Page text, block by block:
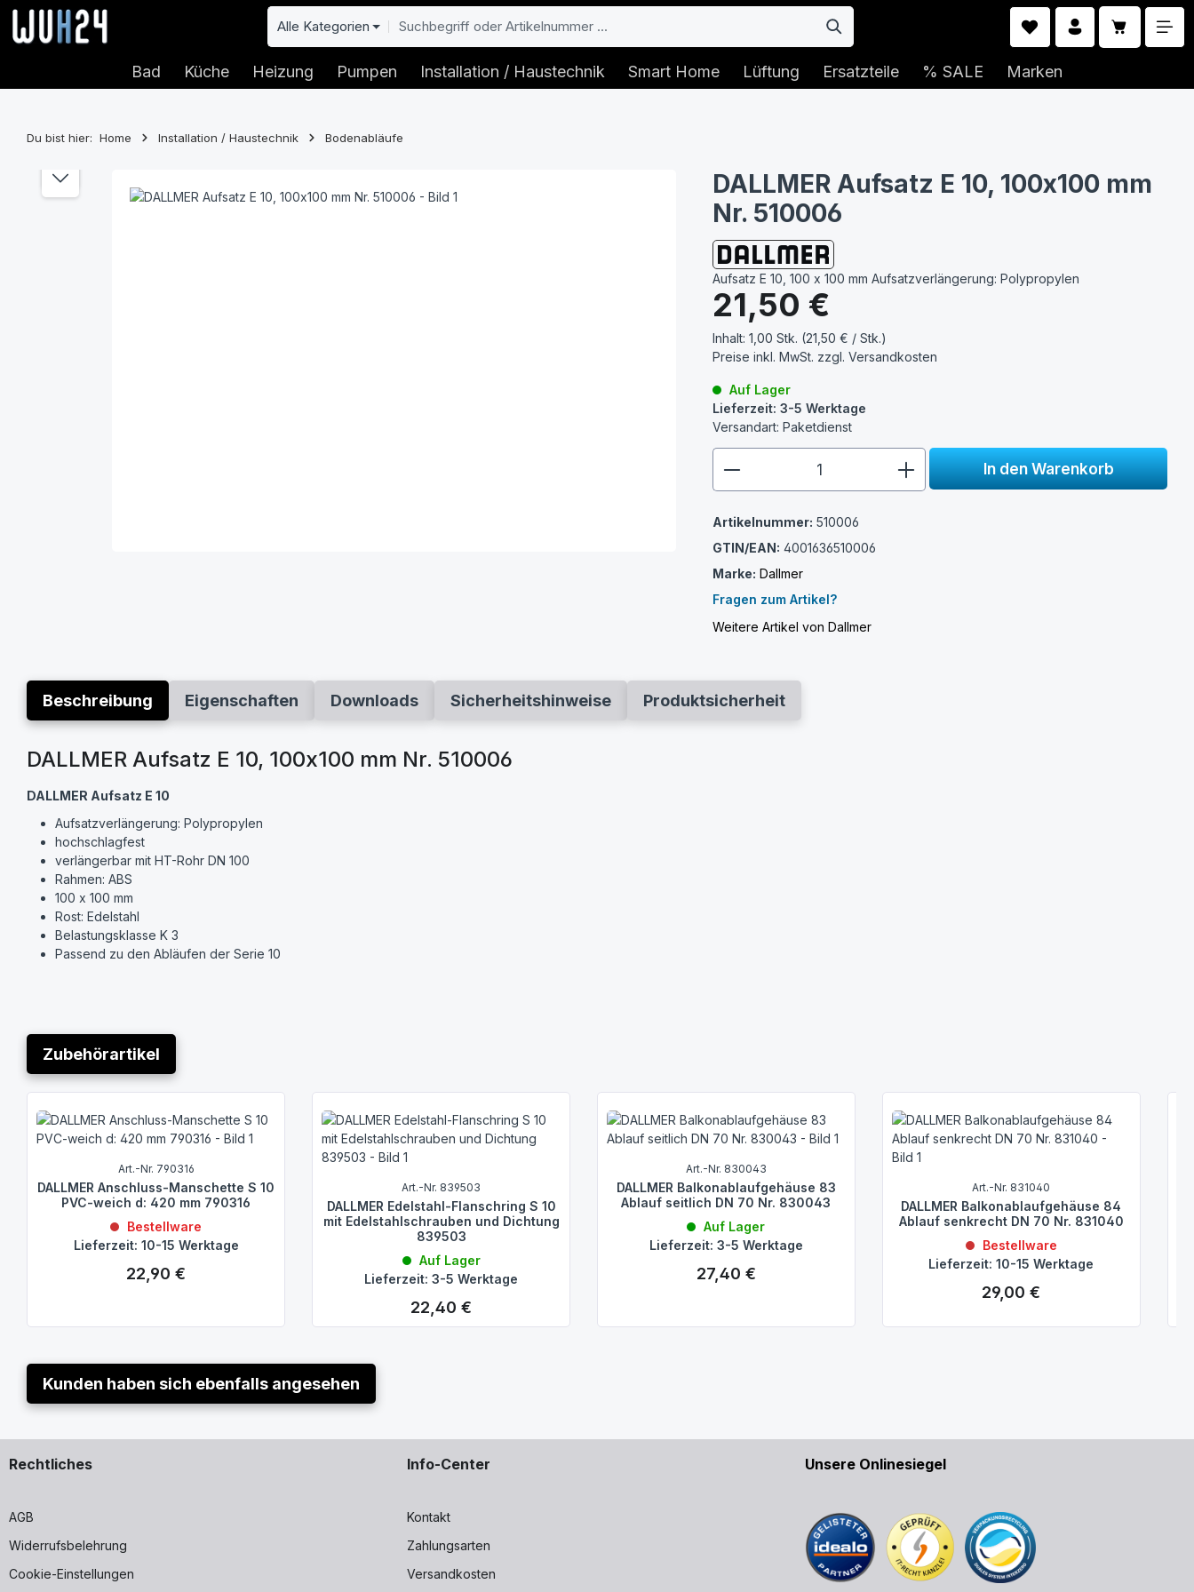
Hauptinhalt springen
Zur Suche springen
Zur Hauptnavigation springen Alle Kategorien
Bad Küche Heizung Pumpen Installation / Haustechnik Smart Home Lüftung Ersatzteile % SALE Marken
Du bist hier: Home Installation / Haustechnik Bodenabläufe
Bildergalerie überspringen
DALLMER Aufsatz E 10, 100x100 mm
Nr. 510006
Aufsatz E 10, 100 x 100 mm Aufsatzverlängerung: Polypropylen
Regulärer Preis:
21,50 €
Inhalt:1,00 Stk. (21,50 € / Stk.)
Preise inkl. MwSt. zzgl.Versandkosten
Auf Lager
Lieferzeit: 3-5 Werktage
Versandart: Paketdienst
In den Warenkorb
Artikelnummer: 510006
GTIN/EAN: 4001636510006
Marke: Dallmer
Fragen zum Artikel?
Weitere Artikel von Dallmer
Beschreibung Eigenschaften Downloads Sicherheitshinweise Produktsicherheit
DALLMER Aufsatz E 10, 100x100 mm Nr. 510006
DALLMER Aufsatz E 10
Aufsatzverlängerung: Polypropylen
hochschlagfest
verlängerbar mit HT-Rohr DN 100
Rahmen: ABS
100 x 100 mm
Rost: Edelstahl
Belastungsklasse K 3
Passend zu den Abläufen der Serie 10
Zubehörartikel
Art.-Nr. 790316
DALLMER Anschluss-Manschette S 10
PVC-weich d: 420 mm 790316
Bestellware
Lieferzeit: 10-15 Werktage
Regulärer Preis:
22,90 €
Art.-Nr. 839503
DALLMER Edelstahl-Flanschring S 10
mit Edelstahlschrauben und Dichtung
839503
Auf Lager
Lieferzeit: 3-5 Werktage
Regulärer Preis:
22,40 €
Art.-Nr. 830043
DALLMER Balkonablaufgehäuse 83
Ablauf seitlich DN 70 Nr. 830043
Auf Lager
Lieferzeit: 3-5 Werktage
Regulärer Preis:
27,40 €
Art.-Nr. 831040
DALLMER Balkonablaufgehäuse 84
Ablauf senkrecht DN 70 Nr. 831040
Bestellware
Lieferzeit: 10-15 Werktage
Regulärer Preis:
29,00 €
Kunden haben sich ebenfalls angesehen
Rechtliches
AGB
Widerrufsbelehrung
Cookie-Einstellungen
Info-Center
Kontakt
Zahlungsarten
Versandkosten
Unsere Onlinesiegel